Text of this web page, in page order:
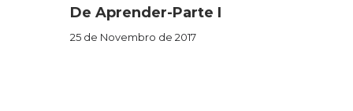
De Aprender-Parte I
25 de Novembro de 2017